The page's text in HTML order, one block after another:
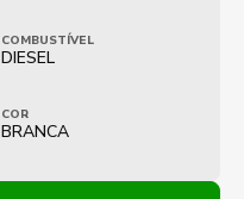
COMBUSTÍVEL
DIESEL
COR
BRANCA